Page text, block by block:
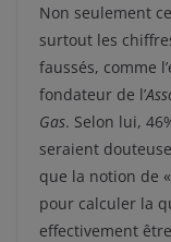
Non seulement
surtout les
faussés, comme
fondateur de l’
Gas. Selon lui,
seraient
que la notion de
pour calculer la
effectivement